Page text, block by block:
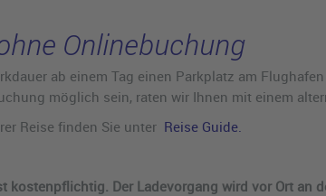
Onlinebuchung
ab einem Tag einen Parkplatz am
möglich sein, raten wir Ihnen mit einem
Reise finden Sie unter Reise Guide.
kostenpflichtig. Der Ladevorgang wird vor Ort an